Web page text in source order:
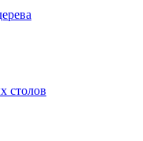
столов